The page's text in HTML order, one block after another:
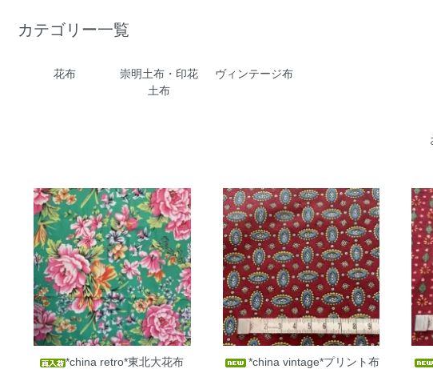
カテゴリー一覧
花布
崇明土布・印花
土布
ヴィンテージ布
*china retro*東北大花布
*china vintage*プリント布